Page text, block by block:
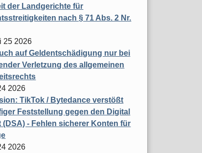
der Landgerichte für
nach § 71 Abs. 2 Nr.
25 2026
auf Geldentschädigung nur bei
Verletzung des allgemeinen
2026
TikTok / Bytedance verstößt
Feststellung gegen den Digital
(DSA) - Fehlen sicherer Konten für
2026